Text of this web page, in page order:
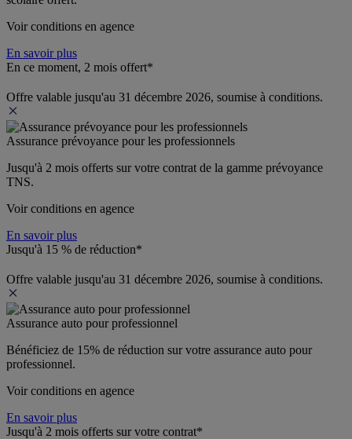
Voir conditions en agence
En savoir plus
En ce moment, 2 mois offert*
Offre valable jusqu'au 31 décembre 2026, soumise à conditions.
Assurance prévoyance pour les professionnels
Jusqu'à 2 mois offerts sur votre contrat de la gamme prévoyance
TNS.
Voir conditions en agence
En savoir plus
Jusqu'à 15 % de réduction*
Offre valable jusqu'au 31 décembre 2026, soumise à conditions.
Assurance auto pour professionnel
Bénéficiez de 15% de réduction sur votre assurance auto pour
professionnel.
Voir conditions en agence
En savoir plus
Jusqu'à 2 mois offerts sur votre contrat*